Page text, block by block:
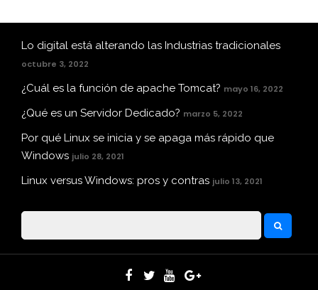
Lo digital está alterando las Industrias tradicionales
octubre 3, 2022
¿Cuál es la función de apache Tomcat? mayo 16, 2022
¿Qué es un Servidor Dedicado? marzo 5, 2022
Por qué Linux se inicia y se apaga más rápido que
Windows julio 28, 2021
Linux versus Windows: pros y contras julio 13, 2021